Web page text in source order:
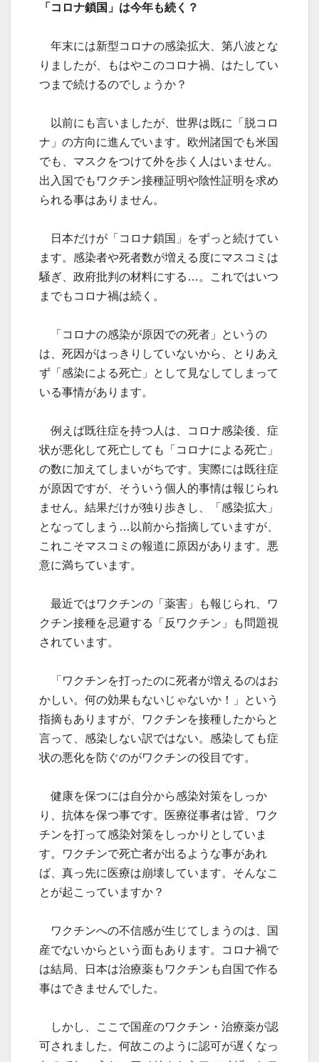
「コロナ鎖国」は今年も続く？
年末には新型コロナの感染拡大、第八波とな
りましたが、もはやこのコロナ禍、はたしてい
つまで続けるのでしょうか？
以前にも言いましたが、世界は既に「脱コロ
ナ」の方向に進んでいます。欧州諸国でも米国
でも、マスクをつけて外を歩く人はいません。
出入国でもワクチン接種証明や陰性証明を求め
られる事はありません。
日本だけが「コロナ鎖国」をずっと続けてい
ます。感染者や死者数が増える度にマスコミは
騒ぎ、政府批判の材料にする…。これではいつ
までもコロナ禍は続く。
「コロナの感染が原因での死者」というの
は、死因がはっきりしていないから、とりあえ
ず「感染による死亡」として見なしてしまって
いる事情があります。
例えば既往症を持つ人は、コロナ感染後、症
状が悪化して死亡しても「コロナによる死亡」
の数に加えてしまいがちです。実際には既往症
が原因ですが、そういう個人的事情は報じられ
ません。結果だけが独り歩きし、「感染拡大」
となってしまう…以前から指摘していますが、
これこそマスコミの報道に原因があります。悪
意に満ちています。
最近ではワクチンの「薬害」も報じられ、ワ
クチン接種を忌避する「反ワクチン」も問題視
されています。
「ワクチンを打ったのに死者が増えるのはお
かしい。何の効果もないじゃないか！」という
指摘もありますが、ワクチンを接種したからと
言って、感染しない訳ではない。感染しても症
状の悪化を防ぐのがワクチンの役目です。
健康を保つには自分から感染対策をしっか
り、抗体を保つ事です。医療従事者は皆、ワク
チンを打って感染対策をしっかりとしていま
す。ワクチンで死亡者が出るような事があれ
ば、真っ先に医療は崩壊しています。そんなこ
とが起こっていますか？
ワクチンへの不信感が生じてしまうのは、国
産でないからという面もあります。コロナ禍で
は結局、日本は治療薬もワクチンも自国で作る
事はできませんでした。
しかし、ここで国産のワクチン・治療薬が認
可されました。何故このように認可が遅くなっ